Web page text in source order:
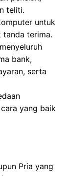
teliti.
untuk
tanda terima.
bank,
serta
yang baik
Pria yang